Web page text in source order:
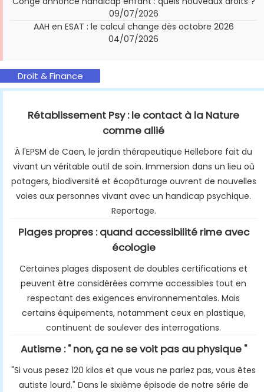
09/07/2026
AAH en ESAT : le calcul change dès octobre 2026
04/07/2026
Droit & Finance
Rétablissement Psy : le contact à la Nature
comme allié
À l'EPSM de Caen, le jardin thérapeutique Hellebore fait du
vivant un véritable outil de soin. Immersion dans un lieu où
potagers, biodiversité et écopâturage ouvrent de nouvelles
voies aux personnes vivant avec un handicap psychique.
Reportage.
Plages propres : quand accessibilité rime avec
écologie
Certaines plages disposent de doubles certifications et
peuvent être considérées comme accessibles tout en
respectant des exigences environnementales. Mais
certains équipements, notamment ceux en plastique,
continuent de soulever des interrogations.
Autisme : " non, ça ne se voit pas au physique "
"Si vous pesez 120 kilos et que vous ne parlez pas, vous êtes
autiste lourd." Dans le sixième épisode de notre série de